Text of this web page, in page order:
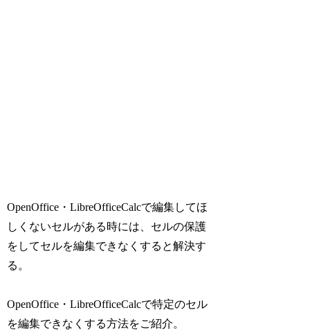
OpenOffice・LibreOfficeCalcで編集してほ
しくないセルがある時には、セルの保護
をしてセルを編集できなくすると解決す
る。
OpenOffice・LibreOfficeCalcで特定のセル
を編集できなくする方法をご紹介。